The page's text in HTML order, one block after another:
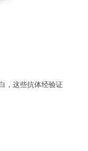
，这些抗体经验证